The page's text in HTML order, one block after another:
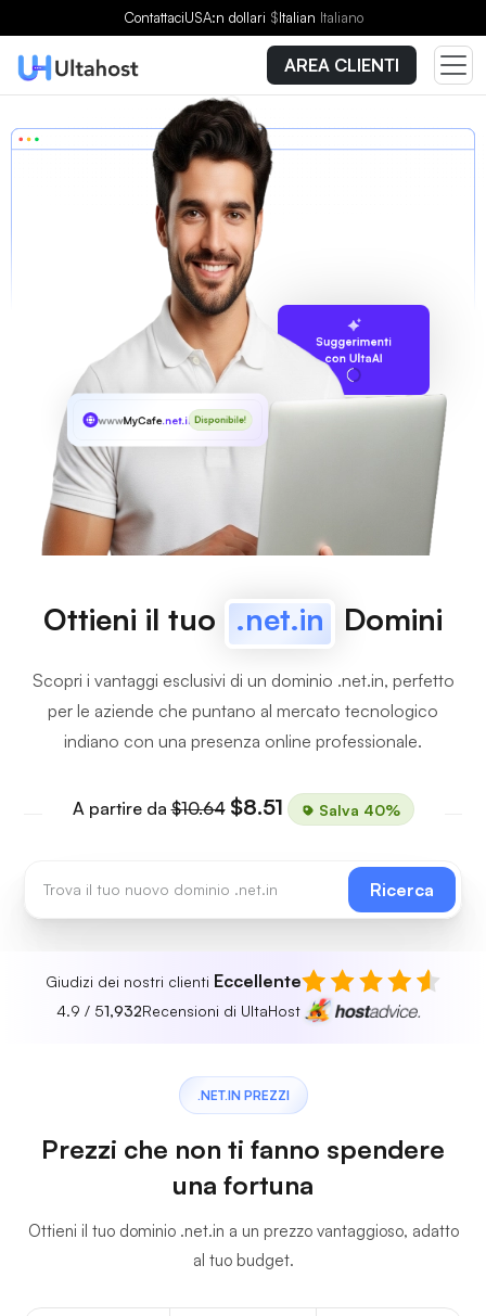
ContattaciUSA:n dollari $Italian Italiano
AREA CLIENTI
Suggerimenti
con UltaAI
wwwMyCafe.net.inDisponibile!
Ottieni il tuo .net.in Domini
Scopri i vantaggi esclusivi di un dominio .net.in, perfetto
per le aziende che puntano al mercato tecnologico
indiano con una presenza online professionale.
A partire da$10.64 $8.51 Salva 40%
Ricerca
Giudizi dei nostri clienti Eccellente
4.9 / 51,932Recensioni di UltaHost
.NET.IN PREZZI
Prezzi che non ti fanno spendere
una fortuna
Ottieni il tuo dominio .net.in a un prezzo vantaggioso, adatto
al tuo budget.